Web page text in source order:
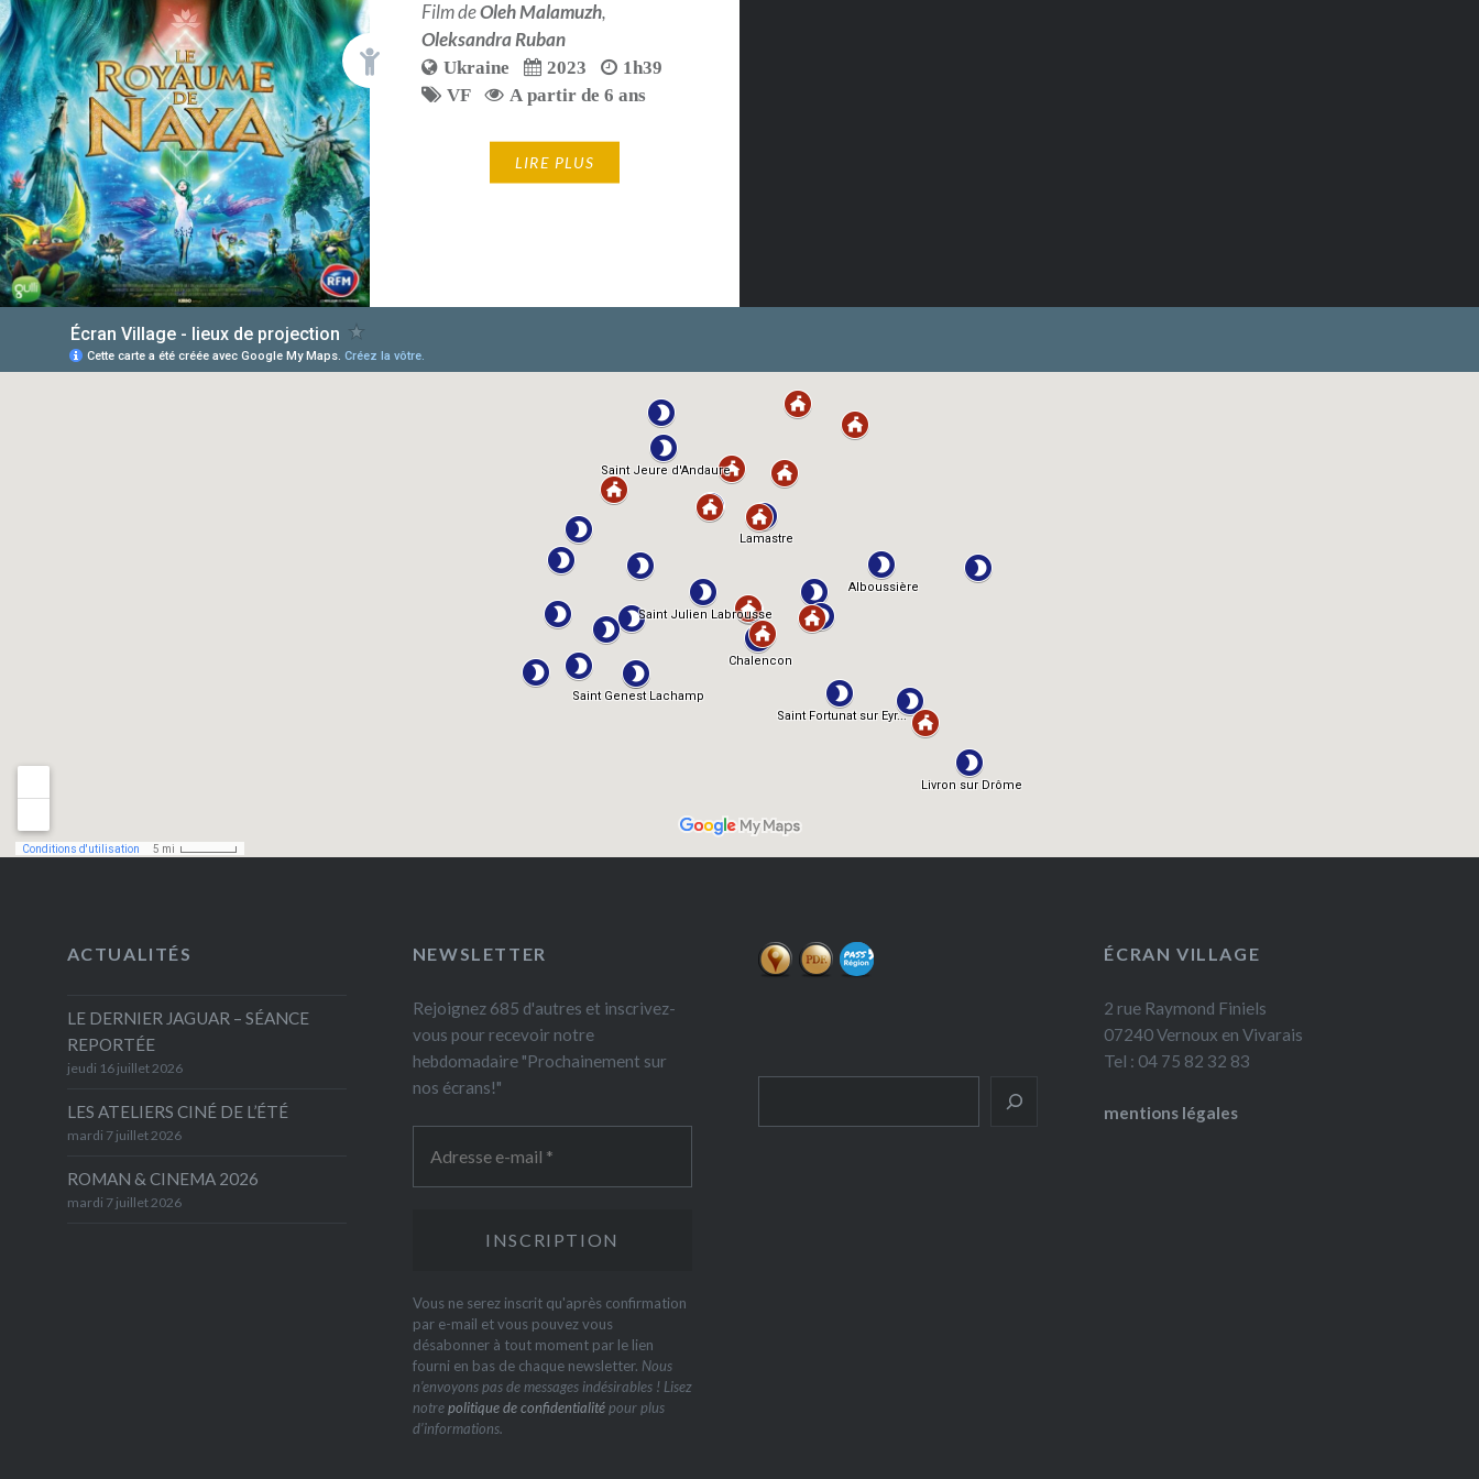
Film deOleh Malamuzh,
Oleksandra Ruban
Ukraine 2023
1h39
VF
A partir de 6 ans
LIRE PLUS
ACTUALITÉS
LE DERNIER JAGUAR – SÉANCE
REPORTÉE
jeudi 16 juillet 2026
LES ATELIERS CINÉ DE L’ÉTÉ
mardi 7 juillet 2026
ROMAN & CINEMA 2026
mardi 7 juillet 2026
NEWSLETTER
Rejoignez 685 d'autres et inscrivez-
vous pour recevoir notre
hebdomadaire "Prochainement sur
nos écrans!"
Vous ne serez inscrit qu'après confirmation
par e-mail et vous pouvez vous
désabonner à tout moment par le lien
fourni en bas de chaque newsletter. Nous
n’envoyons pas de messages indésirables ! Lisez
notrepolitique de confidentialitépour plus
d’informations.
ÉCRAN VILLAGE
2 rue Raymond Finiels
07240 Vernoux en Vivarais
Tel : 04 75 82 32 83
mentions légales